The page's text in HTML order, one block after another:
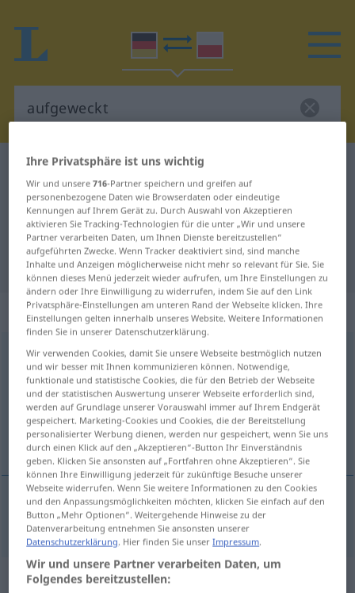
Deutsch-Polnisch Wörterbuch
Deutsch-Polnisch Übersetzung für
"aufgeweckt"
"aufgeweckt" Polnisch Übersetzung
„aufgeweckt“: Adjektiv
aufgewecktadj
Übersicht aller Übersetzungen
(Für mehr Details die Übersetzung anklicken/antippen)
bystry, rozgarnięty
bystry,rozgarnięty aufgewecktKind
Synonyme für "aufgeweckt"
Ihre Privatsphäre ist uns wichtig
Wir und unsere716-Partner speichern und greifen auf
personenbezogene Daten wie Browserdaten oder eindeutige
Kennungen auf Ihrem Gerät zu. Durch Auswahl von Akzeptieren
aktivieren Sie Tracking-Technologien für die unter „Wir und unsere
Partner verarbeiten Daten, um Ihnen Dienste bereitzustellen“
aufgeführten Zwecke. Wenn Tracker deaktiviert sind, sind manche
Inhalte und Anzeigen möglicherweise nicht mehr so relevant für Sie. Sie
können dieses Menü jederzeit wieder aufrufen, um Ihre Einstellungen zu
ändern oder Ihre Einwilligung zu widerrufen, indem Sie auf den Link
Privatsphäre-Einstellungen am unteren Rand der Webseite klicken. Ihre
Einstellungen gelten innerhalb unseres Website. Weitere Informationen
finden Sie in unserer Datenschutzerklärung.
Wir verwenden Cookies, damit Sie unsere Webseite bestmöglich nutzen
und wir besser mit Ihnen kommunizieren können. Notwendige,
funktionale und statistische Cookies, die für den Betrieb der Webseite
und der statistischen Auswertung unserer Webseite erforderlich sind,
werden auf Grundlage unserer Vorauswahl immer auf Ihrem Endgerät
gespeichert. Marketing-Cookies und Cookies, die der Bereitstellung
personalisierter Werbung dienen, werden nur gespeichert, wenn Sie uns
durch einen Klick auf den „Akzeptieren“-Button Ihr Einverständnis
geben. Klicken Sie ansonsten auf „Fortfahren ohne Akzeptieren“. Sie
können Ihre Einwilligung jederzeit für zukünftige Besuche unserer
Webseite widerrufen. Wenn Sie weitere Informationen zu den Cookies
und den Anpassungsmöglichkeiten möchten, klicken Sie einfach auf den
Button „Mehr Optionen“. Weitergehende Hinweise zu der
Datenverarbeitung entnehmen Sie ansonsten unserer
Datenschutzerklärung. Hier finden Sie unserImpressum.
Wir und unsere Partner verarbeiten Daten, um
Folgendes bereitzustellen: